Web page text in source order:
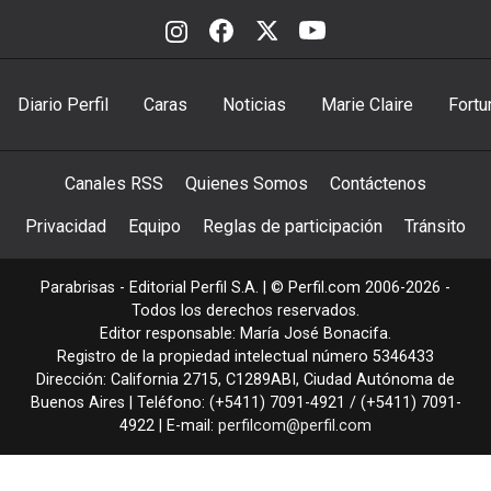
Diario Perfil Caras Noticias Marie Claire
Canales RSS Quienes Somos Contáctenos
Privacidad Equipo Reglas de participación Tránsito
Parabrisas - Editorial Perfil S.A. | © Perfil.com 2006-2026 -
Todos los derechos reservados.
Editor responsable: María José Bonacifa.
Registro de la propiedad intelectual número 5346433
Dirección: California 2715, C1289ABI , Ciudad Autónoma de
Buenos Aires | Teléfono: (+5411) 7091-4921 / (+5411) 7091-
4922 | E-mail: perfilcom@perfil.com